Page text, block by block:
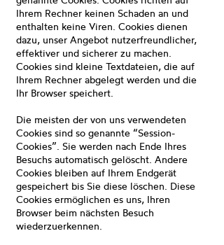
Ihrem Rechner keinen Schaden an und
enthalten keine Viren. Cookies dienen
dazu, unser Angebot nutzerfreundlicher,
effektiver und sicherer zu machen.
Cookies sind kleine Textdateien, die auf
Ihrem Rechner abgelegt werden und die
Ihr Browser speichert.
Die meisten der von uns verwendeten
Cookies sind so genannte “Session-
Cookies”. Sie werden nach Ende Ihres
Besuchs automatisch gelöscht. Andere
Cookies bleiben auf Ihrem Endgerät
gespeichert bis Sie diese löschen. Diese
Cookies ermöglichen es uns, Ihren
Browser beim nächsten Besuch
wiederzuerkennen.